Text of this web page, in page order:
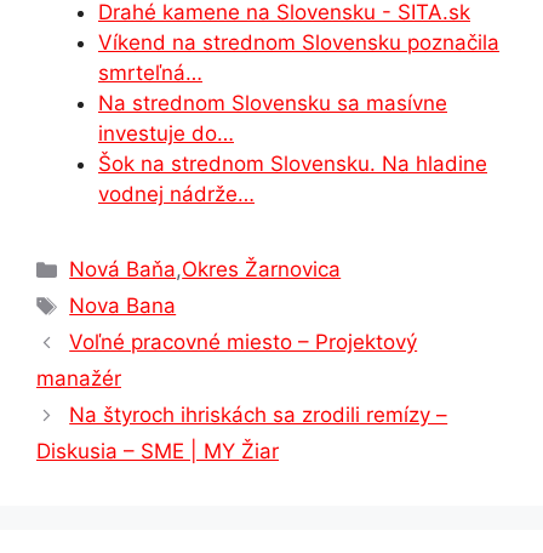
k er
Drahé kamene na Slovensku - SITA.sk
Víkend na strednom Slovensku poznačila
smrteľná…
Na strednom Slovensku sa masívne
investuje do…
Šok na strednom Slovensku. Na hladine
vodnej nádrže…
Kategórie
Nová Baňa,Okres Žarnovica
Značky
Nova Bana
Voľné pracovné miesto – Projektový
manažér
Na štyroch ihriskách sa zrodili remízy –
Diskusia – SME | MY Žiar